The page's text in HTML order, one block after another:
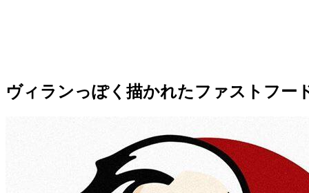
ヴィランっぽく描かれたファストフー